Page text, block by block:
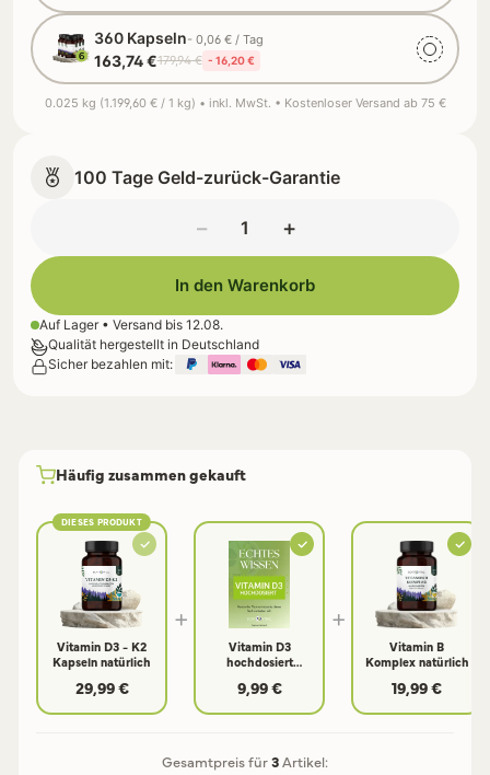
360 Kapseln- 0,06 € / Tag
163,74 €179,94 € - 16,20 €
0.025 kg (1.199,60 € / 1 kg) • inkl. MwSt. • Kostenloser Versand ab 75 €
100 Tage Geld-zurück-Garantie
− +
In den Warenkorb
Auf Lager • Versand bis 12.08.
Qualität hergestellt in Deutschland
Sicher bezahlen mit:
Häufig zusammen gekauft
DIESES PRODUKT
Vitamin D3 - K2
Kapseln natürlich
29,99 €
+
Vitamin D3
hochdosiert
Wissen
9,99 €
+
Vitamin B
Komplex natürlich
19,99 €
Gesamtpreis für3Artikel: